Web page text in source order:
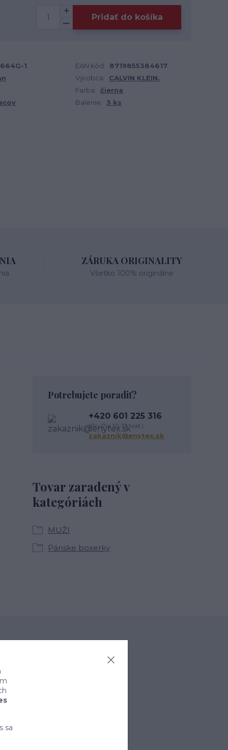
Pridať do košíka
1 EAN kód:
8719855384617
Výrobca:
CALVIN KLEIN.
Farba: čierna
Balenie: 3 ks
ZÁRUKA ORIGINALITY
Všetko 100% originálne
Tovar zaradený v
kategóriách
MUŽI
Pánske boxerky
Potrebujete poradiť?
+420 601 225 316
(Po-Pia 10-13 hod.)
zakaznik@enytex.sk
sa
sa